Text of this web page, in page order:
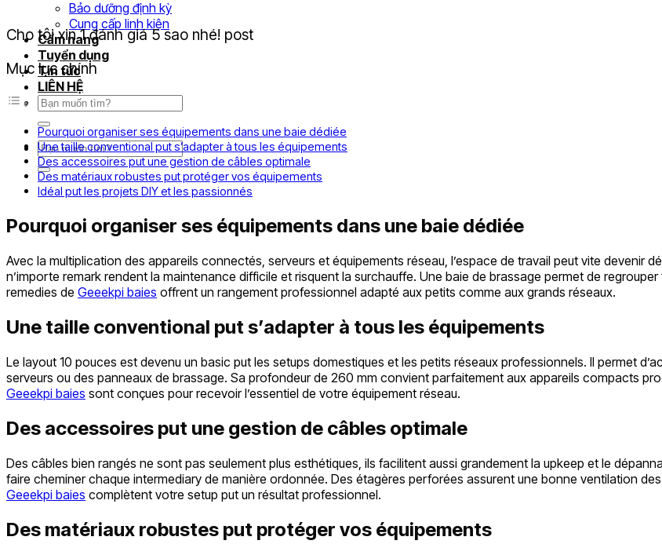
Bảo dưỡng định kỳ
Cung cấp linh kiện
Cẩm nang
Tuyển dụng
Tin tức
LIÊN HỆ
Tìm
Tìm
kiếm:
Cho tôi xin 1 đánh giá 5 sao nhé! post
Mục lục chính
Pourquoi organiser ses équipements dans une baie dédiée
Une taille conventional put s’adapter à tous les équipements
Des accessoires put une gestion de câbles optimale
Des matériaux robustes put protéger vos équipements
Idéal put les projets DIY et les passionnés
Pourquoi organiser ses équipements dans une baie dédiée
Avec la multiplication des appareils connectés, serveurs et équipements réseau, l’espace de travail peut vite devenir
n’importe remark rendent la maintenance difficile et risquent la surchauffe. Une baie de brassage permet de
remedies de Geeekpi baies offrent un rangement professionnel adapté aux petits comme aux grands réseaux.
Une taille conventional put s’adapter à tous les équipements
Le layout 10 pouces est devenu un basic put les setups domestiques et les petits réseaux professionnels. Il permet
serveurs ou des panneaux de brassage. Sa profondeur de 260 mm convient parfaitement aux appareils compacts
Geeekpi baies sont conçues pour recevoir l’essentiel de votre équipement réseau.
Des accessoires put une gestion de câbles optimale
Des câbles bien rangés ne sont pas seulement plus esthétiques, ils facilitent aussi grandement la upkeep et le
faire cheminer chaque intermediary de manière ordonnée. Des étagères perforées assurent une bonne ventilation
Geeekpi baies complètent votre setup put un résultat professionnel.
Des matériaux robustes put protéger vos équipements